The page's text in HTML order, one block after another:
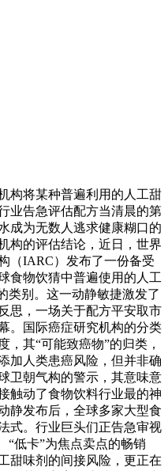
将某种普遍利用的人工甜
业告急评估配方当清晨的第
成为无数人逃求健康糊口的
构的评估结论，近日，世界
（IARC）发布了一份备受
食物饮猜中普遍使用的人工
类别。这一动静敏捷激发了
思，一场关于配方平安取市
。国际癌症研究机构的分类
其“可能致癌物”的归类，
加人类患癌风险，但并非确
卫朝气构的警示，其意味意
触动了食物饮料行业最的神
发布后，全球多家大型食
式。行业巨头们正告急审视
“低卡”为焦点卖点的畅销
甜味剂的间接风险，更正在